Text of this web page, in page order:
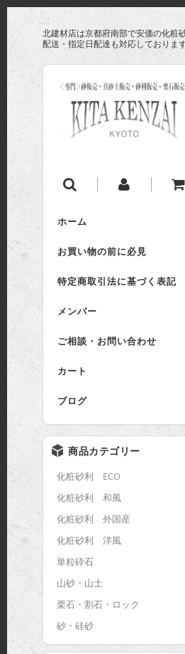
北建材店は京都府南部で安価の化粧
配送・指定日配達も対応しておりま
ホーム
お買い物の前に必見
特定商取引法に基づく表記
メンバー
ご相談・お問い合わせ
カート
ブログ
商品カテゴリー
化粧砂利 ECO
化粧砂利 和風
化粧砂利 外国産
化粧砂利 洋風
単粒砕石
山砂・山土
栗石・割石・ロック
砂・硅砂